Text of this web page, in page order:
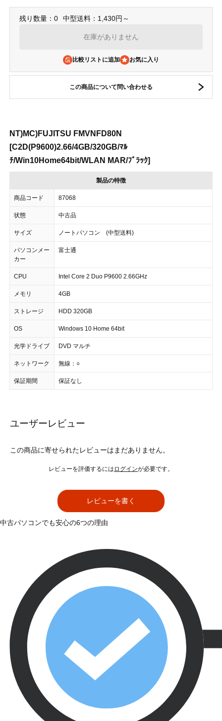
残り数量：0 中型送料：1,430円～
在庫がありません
比較リストに追加
この商品について問い合わせる
NT)MC)FUJITSU FMVNFD80N
[C2D(P9600)2.66/4GB/320GB/ﾏﾙ
ﾁ/Win10Home64bit/WLAN MAR/ﾌﾞﾗｯｸ]
製品の特徴
商品コード 87068
状態 中古品
サイズ ノートパソコン (中型送料)
パソコンメー
カー
富士通
CPU Intel Core 2 Duo P9600 2.66GHz
メモリ 4GB
ストレージ HDD 320GB
OS Windows 10 Home 64bit
光学ドライブ DVD マルチ
ネットワーク 無線：○
保証期間 保証なし
ユーザーレビュー
この商品に寄せられたレビューはまだありません。
レビューを評価するには ログインが必要です。
レビューを書く
中古パソコンでも安心の6つの理由